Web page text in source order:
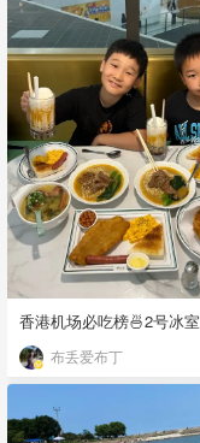
香港机场必吃榜🍜2号冰室
布丢爱布丁